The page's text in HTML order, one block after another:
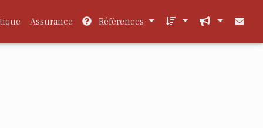
Assurance Références